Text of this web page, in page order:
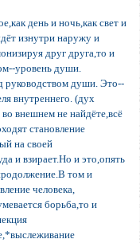
день и ночь,как свет и
изнутри наружу и
друг друга,то и
уровень души.
руководством души. Это--
внутреннего. (дух
внешнем не найдёте,всё
становление
на своей
и взирает.Но и это,опять
том и
человека,
борьба,то и